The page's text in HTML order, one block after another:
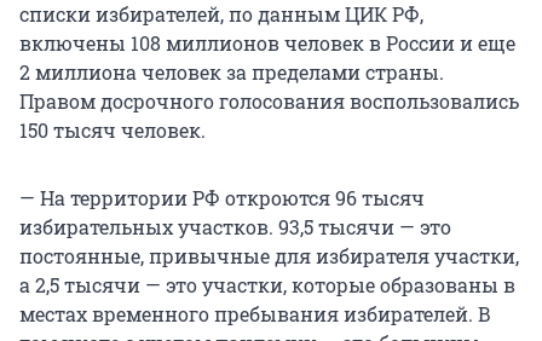
списки избирателей, по данным ЦИК РФ,
включены 108 миллионов человек в России и еще
2 миллиона человек за пределами страны.
Правом досрочного голосования воспользовались
150 тысяч человек.
— На территории РФ откроются 96 тысяч
избирательных участков. 93,5 тысячи — это
постоянные, привычные для избирателя участки,
а 2,5 тысячи — это участки, которые образованы в
местах временного пребывания избирателей. В